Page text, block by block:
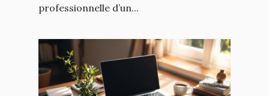
professionnelle d’un...